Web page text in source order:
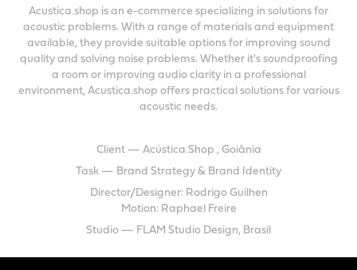
Acustica.shop is an e-commerce specializing in solutions for
acoustic problems. With a range of materials and equipment
available, they provide suitable options for improving sound
quality and solving noise problems. Whether it's soundproofing
a room or improving audio clarity in a professional
environment, Acustica.shop offers practical solutions for various
acoustic needs.
Client — Acústica.Shop , Goiânia
Task — Brand Strategy & Brand Identity
Director/Designer: Rodrigo Guilhen
Motion: Raphael Freire
Studio — FLAM Studio Design, Brasil